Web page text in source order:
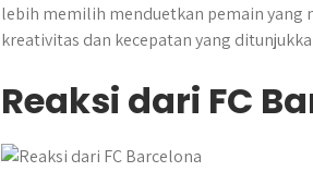
lebih memilih menduetkan pemain
kreativitas dan kecepatan yang
Reaksi dari FC